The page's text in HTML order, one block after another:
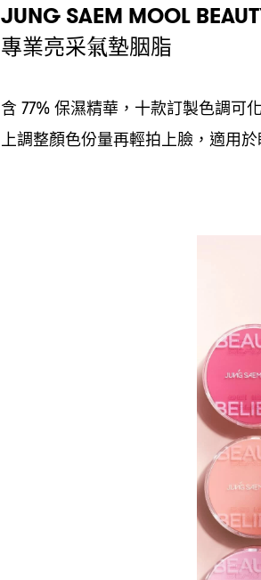
JUNG SAEM MOOL
專業亮采氣墊胭脂
含 77%保濕精華 ， 十款訂製色調可
上調整顏色份量再輕拍上臉 ， 適用於